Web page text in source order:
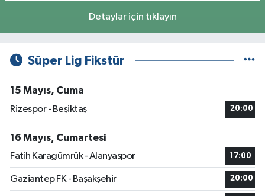
Detaylar için tıklayın
Süper Lig Fikstür
15 Mayıs, Cuma
Rizespor - Beşiktaş
20:00
16 Mayıs, Cumartesi
Fatih Karagümrük - Alanyaspor
17:00
Gaziantep FK - Başakşehir 20:00